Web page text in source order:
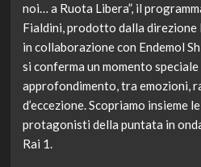
noi… a Ruota Libera”, il
Fialdini, prodotto dalla
in collaborazione con Endemol
si conferma un momento
approfondimento, tra emozioni,
d’eccezione. Scopriamo insieme
protagonisti della puntata in
Rai 1.